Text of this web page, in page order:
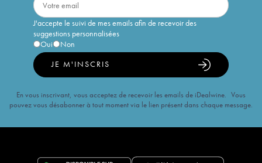
J'accepte le suivi de mes emails afin de recevoir des
suggestions personnalisées
Oui
Non
JE M'INSCRIS
En vous inscrivant, vous acceptez de recevoir les emails de iDealwine. Vous
pouvez vous désabonner à tout moment via le lien présent dans chaque message.